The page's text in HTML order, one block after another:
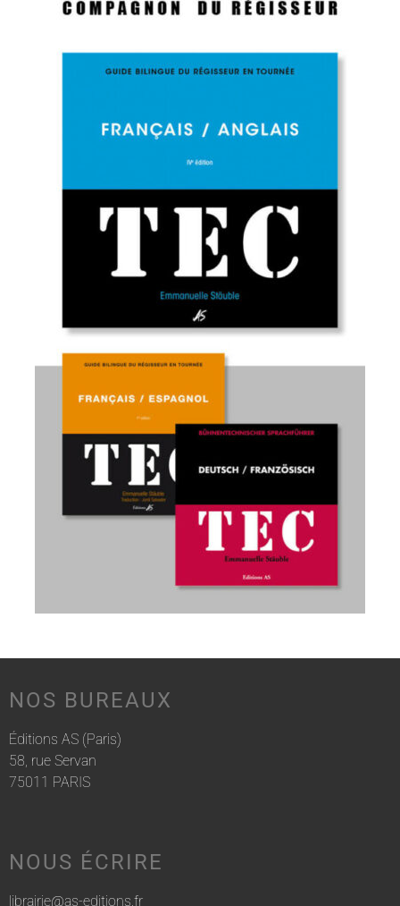
NOS BUREAUX
Éditions AS (Paris)
58, rue Servan
75011 PARIS
NOUS ÉCRIRE
librairie@as-editions.fr